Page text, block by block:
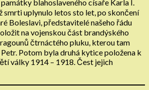
blahoslaveného císaře Karla I.
smrti uplynulo letos sto let, po skončení
Boleslavi, představitelé našeho řádu
na vojenskou část brandýského
čtrnáctého pluku, kterou tam
Potom byla druhá kytice položena k
války 1914 – 1918. Čest jejich